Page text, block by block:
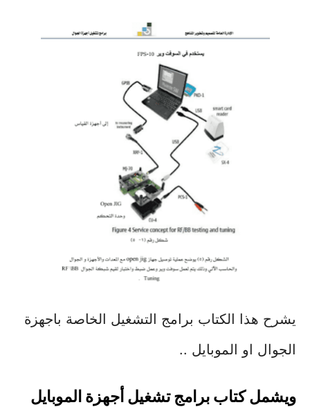
يشرح هذا الكتاب برامج التشغيل الخاصة باجهزة
الجوال او الموبايل ..
ويشمل كتاب برامج تشغيل أجهزة الموبايل